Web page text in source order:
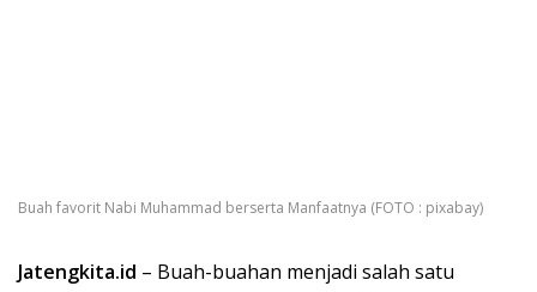
Buah favorit Nabi Muhammad berserta Manfaatnya (FOTO : pixabay)
Jatengkita.id – Buah-buahan menjadi salah satu